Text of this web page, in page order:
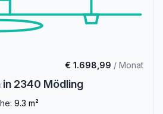
€ 1.698,99 / Monat
in 2340 Mödling
9.3 m²